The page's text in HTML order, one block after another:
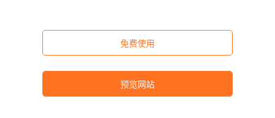
免费使用
预览网站